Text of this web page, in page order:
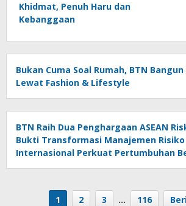
Khidmat, Penuh Haru dan
Kebanggaan
Bukan Cuma Soal Rumah, BTN
Lewat Fashion & Lifestyle
BTN Raih Dua Penghargaan ASEAN
Bukti Transformasi Manajemen
Internasional Perkuat Pertumbuhan
1 2 3 … 116